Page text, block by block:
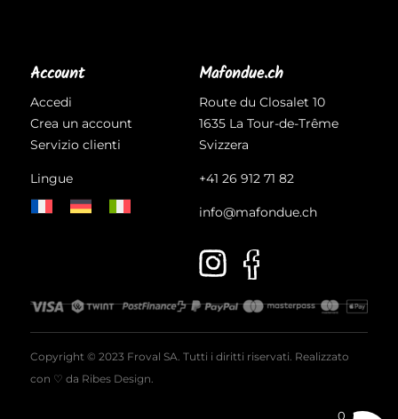
Account
Accedi
Crea un account
Servizio clienti
Lingue
Mafondue.ch
Route du Closalet 10
1635 La Tour-de-Trême
Svizzera
+41 26 912 71 82
info@mafondue.ch
Copyright © 2023 Froval SA. Tutti i diritti riservati. Realizzato
con ♡ da Ribes Design.
0